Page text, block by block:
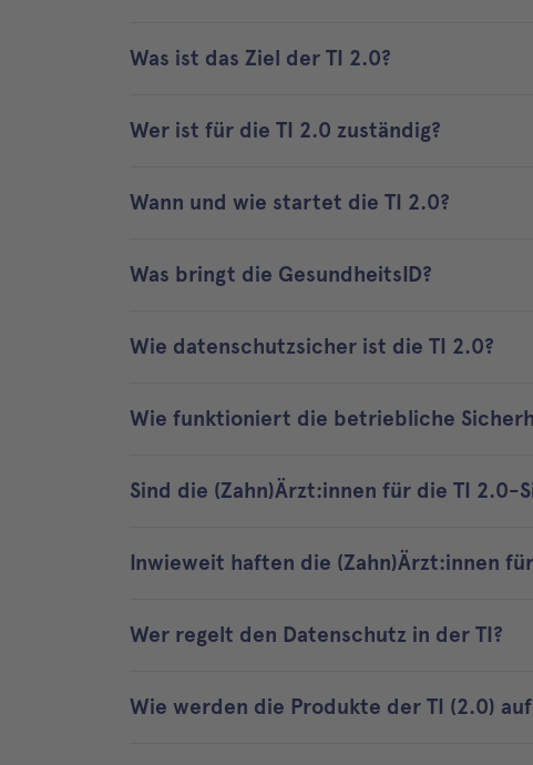
Was ist das Ziel der TI 2.0?
Wer ist für die TI 2.0 zuständig?
Wann und wie startet die TI 2.0?
Was bringt die GesundheitsID?
Wie datenschutzsicher ist die TI 2.0?
Wie funktioniert die betriebliche
Sind die (Zahn)Ärzt:innen für die TI
Inwieweit haften die (Zahn)Ärzt:innen
Wer regelt den Datenschutz in der TI?
Wie werden die Produkte der TI (2.0)